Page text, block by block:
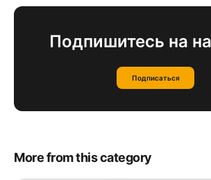
Подпишитесь на
Подписаться
More from this category